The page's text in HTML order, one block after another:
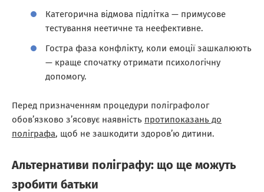
Категорична відмова підлітка — примусове
тестування неетичне та неефективне.
Гостра фаза конфлікту, коли емоції зашкалюють
— краще спочатку отримати психологічну
допомогу.
Перед призначенням процедури поліграфолог
обов’язково з’ясовує наявність протипоказань до
поліграфа, щоб не зашкодити здоров’ю дитини.
Альтернативи поліграфу: що ще можуть
зробити батьки